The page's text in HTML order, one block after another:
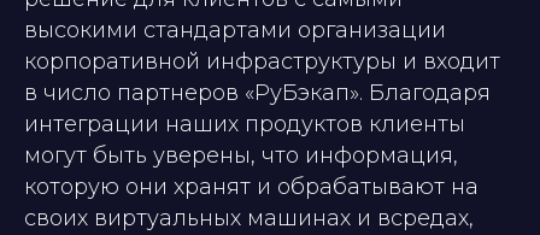
высокими стандартами организации
корпоративной инфраструктуры и входит
в число партнеров «РуБэкап». Благодаря
интеграции наших продуктов клиенты
могут быть уверены, что информация,
которую они хранят и обрабатывают на
своих виртуальных машинах и всредах,